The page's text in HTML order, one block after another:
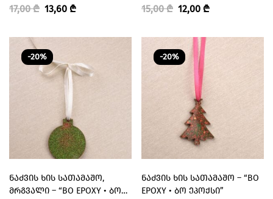
17,00₾ 13,60 ₾
ᲔᲞᲝᲥᲡᲘ”
15,00₾ 12,00 ₾
-20%
ᲜᲐᲫᲕᲘᲡ ᲮᲘᲡ ᲡᲐᲗᲐᲛᲐᲨᲝ,
ᲛᲠᲒᲕᲐᲚᲘ – “BO EPOXY • ᲑᲝ
-20%
ᲜᲐᲫᲕᲘᲡ ᲮᲘᲡ ᲡᲐᲗᲐᲛᲐᲨᲝ – “BO
EPOXY • ᲑᲝ ᲔᲞᲝᲥᲡᲘ”